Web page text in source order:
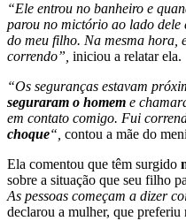
“Ele entrou no banheiro e
parou no mictório ao lado dele
do meu filho. Na mesma hora,
correndo”, iniciou a relatar ela.
“Os seguranças estavam
seguraram o homem e
em contato comigo. Fui
choque“, contou a mãe do
Ela comentou que têm surgido
sobre a situação que seu filho
As pessoas começam a dizer
declarou a mulher, que preferiu